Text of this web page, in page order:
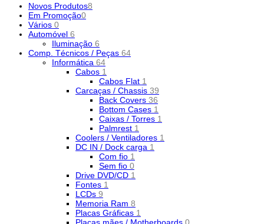
Novos Produtos8
Em Promoção0
Vários 0
Automóvel 6
Iluminação 6
Comp. Técnicos / Peças 64
Informática 64
Cabos 1
Cabos Flat 1
Carcaças / Chassis 39
Back Covers 36
Bottom Cases 1
Caixas / Torres 1
Palmrest 1
Coolers / Ventiladores 1
DC IN / Dock carga 1
Com fio 1
Sem fio 0
Drive DVD/CD 1
Fontes 1
LCDs 9
Memoria Ram 8
Placas Gráficas 1
Placas mães / Motherboards 0